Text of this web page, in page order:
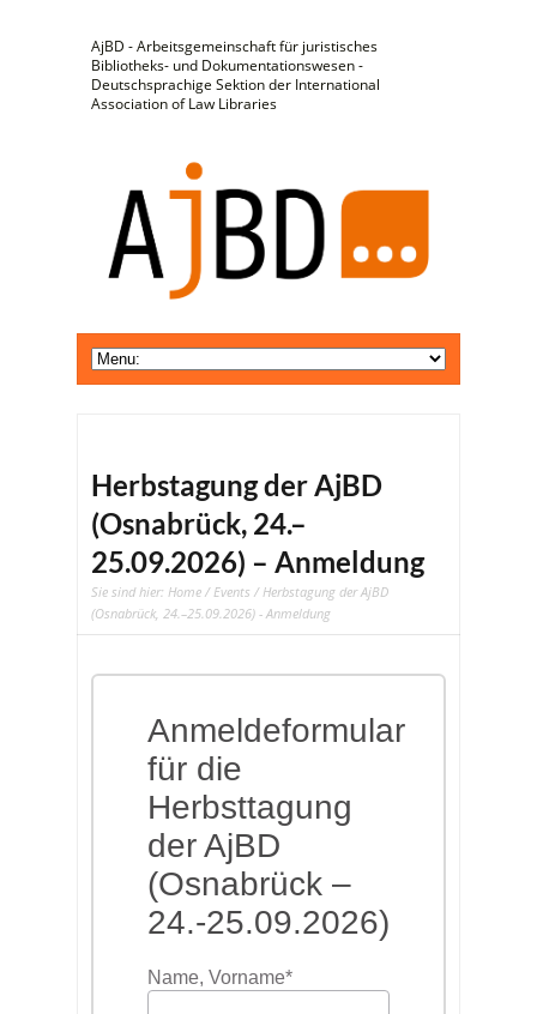
AjBD - Arbeitsgemeinschaft für juristisches
Bibliotheks- und Dokumentationswesen -
Deutschsprachige Sektion der International
Association of Law Libraries
Herbstagung der AjBD
(Osnabrück, 24.–
25.09.2026) – Anmeldung
Sie sind hier: Home / Events / Herbstagung der AjBD
(Osnabrück, 24.–25.09.2026) - Anmeldung
Anmeldeformular
für die
Herbsttagung
der AjBD
(Osnabrück –
24.-25.09.2026)
Name, Vorname*